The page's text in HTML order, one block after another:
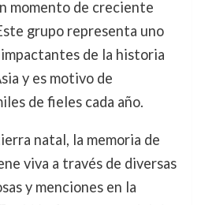
momento de creciente
grupo representa uno
de la historia
y es motivo de
de fieles cada año.
natal, la memoria de
viva a través de diversas
y menciones en la